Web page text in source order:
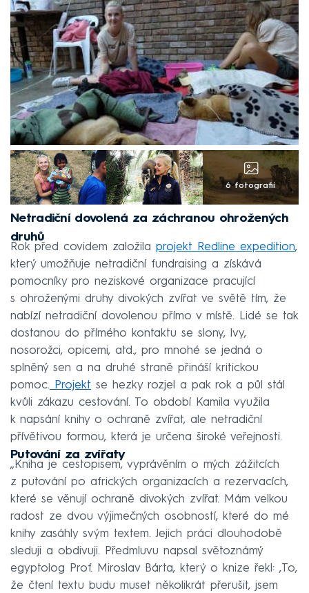
6 fotografií
Netradiční dovolená za záchranou ohrožených
druhů
Rok před covidem založila projekt Redline expedition,
který umožňuje netradiční fundraising a získává
pomocníky pro neziskové organizace pracující
s ohroženými druhy divokých zvířat ve světě tím, že
nabízí netradiční dovolenou přímo v místě. Lidé se tak
dostanou do přímého kontaktu se slony, lvy,
nosorožci, opicemi, atd., pro mnohé se jedná o
splněný sen a na druhé straně přináší kritickou
pomoc. Projekt se hezky rozjel a pak rok a půl stál
kvůli zákazu cestování. To období Kamila využila
k napsání knihy o ochraně zvířat, ale netradiční
přívětivou formou, která je určena široké veřejnosti.
Putování za zvířaty
„Kniha je cestopisem, vyprávěním o mých zážitcích
z putování po afrických organizacích a rezervacích,
které se věnují ochraně divokých zvířat. Mám velkou
radost ze dvou výjimečných osobností, které do mé
knihy zasáhly svým textem. Jejich práci dlouhodobě
sleduji a obdivuji. Předmluvu napsal světoznámý
egyptolog Prof. Miroslav Bárta, který o knize řekl: ‚To,
že čtení textu budu muset několikrát přerušit, jsem